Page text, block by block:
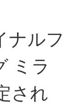
ナルフ
ミラ
され